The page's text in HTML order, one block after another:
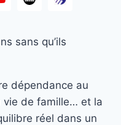
sans qu’ils
dépendance au
vie de famille… et la
réel dans un